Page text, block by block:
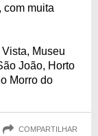
com muita
Museu
João, Horto
Morro do
COMPARTILHAR